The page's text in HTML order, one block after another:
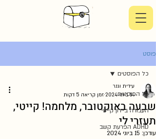
פוסט
כל הפוסטים
העבודה ביירון קייטי
ADHD הפרעת קשב
כל הפוסטים
שבעה באוקטובר, מלחמה! קייטי,
תעזרי לי
עידית וגנר
14 ביוני 2024
זמן קריאה 5 דקות
עודכן: 15 ביוני 2024